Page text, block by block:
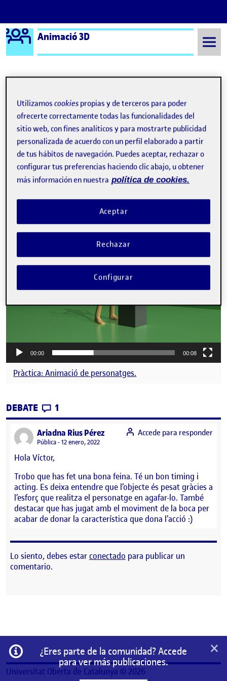
Saltar al contenido
Logo Ágora
Animació 3D
Semestre 20211 - Aula 1 Pràctica: Animació de personatges
Navegación de entradas
Anterior : PAC 3: Animació de personatges, copejo d’una
Siguiente
Publicado porPràctica: Animació de
Publicado por
Víctor Alarcón Serrano
Visibilidad:
Pública Fecha de publicación
12 Ene 2022 1 comentarioen Pràctica: Animació de
vídeo
00:00 00:08
Pràctica: Animació de personatges.
DEBATE CONTRIBUTIONS
1
Ariadna Rius Pérezsays:
Visibilidad:
Pública 12 enero, 2022
Hola Víctor,
Trobo que has fet una bona feina. Té un bon timing i
acting. Es deixa entendre que l’objecte és pesat gràcies a
l’esforç que realitza el personatge en agafar-lo. També
destacar que has jugat amb el moviment de la boca per
acabar de donar la característica que dona l’acció :)
Accede para responder
Lo siento, debes estarconectado para publicar un
comentario.
Información
¿Eres parte de la comunidad? Accede
para ver más publicaciones.
×
Universitat Oberta de Catalunya © 2026
Utilizamoscookies propias y de terceros para poder
ofrecerte correctamente todas las funcionalidades del
sitio web, con fines analíticos y para mostrarte publicidad
personalizada de acuerdo con un perfil elaborado a partir
de tus hábitos de navegación. Puedes aceptar, rechazar o
configurar tus preferencias haciendo clic abajo, u obtener
más información en nuestra política de cookies.
Rechazar
Aceptar
Configurar